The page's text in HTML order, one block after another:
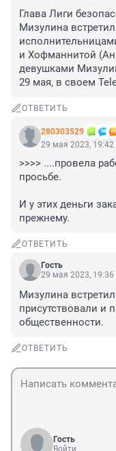
Глава Лиги
Мизулина
и Хофманнитой
девушками
29 мая, в своем
ОТВЕТИТЬ
280303529
29 мая 2023, 19:42
>>>> ....провела
просьбе.
И у этих деньги
прежнему.
ОТВЕТИТЬ
Гость
29 мая 2023, 19:36
Мизулина
присутствовали и
общественности.
ОТВЕТИТЬ
Гость
Войти